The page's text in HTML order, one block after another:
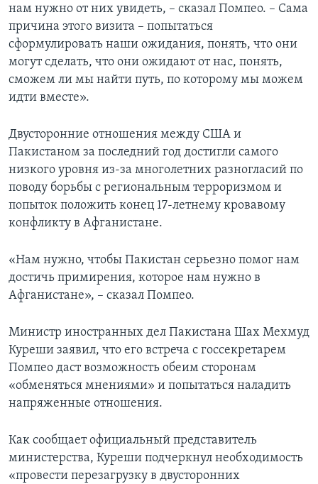
нам нужно от них увидеть, – сказал Помпео. – Сама
причина этого визита – попытаться
сформулировать наши ожидания, понять, что они
могут сделать, что они ожидают от нас, понять,
сможем ли мы найти путь, по которому мы можем
идти вместе».
Двусторонние отношения между США и
Пакистаном за последний год достигли самого
низкого уровня из-за многолетних разногласий по
поводу борьбы с региональным терроризмом и
попыток положить конец 17-летнему кровавому
конфликту в Афганистане.
«Нам нужно, чтобы Пакистан серьезно помог нам
достичь примирения, которое нам нужно в
Афганистане», – сказал Помпео.
Министр иностранных дел Пакистана Шах Мехмуд
Куреши заявил, что его встреча с госсекретарем
Помпео даст возможность обеим сторонам
«обменяться мнениями» и попытаться наладить
напряженные отношения.
Как сообщает официальный представитель
министерства, Куреши подчеркнул необходимость
«провести перезагрузку в двусторонних